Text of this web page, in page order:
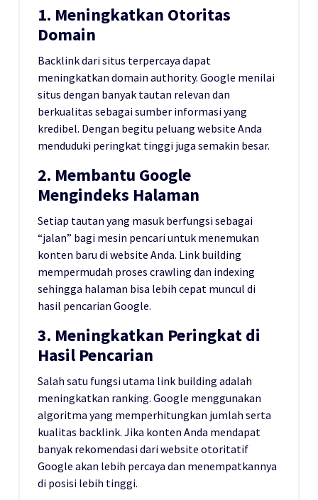
1. Meningkatkan Otoritas
Domain
Backlink dari situs terpercaya dapat
meningkatkan domain authority. Google menilai
situs dengan banyak tautan relevan dan
berkualitas sebagai sumber informasi yang
kredibel. Dengan begitu peluang website Anda
menduduki peringkat tinggi juga semakin besar.
2. Membantu Google
Mengindeks Halaman
Setiap tautan yang masuk berfungsi sebagai
“jalan” bagi mesin pencari untuk menemukan
konten baru di website Anda. Link building
mempermudah proses crawling dan indexing
sehingga halaman bisa lebih cepat muncul di
hasil pencarian Google.
3. Meningkatkan Peringkat di
Hasil Pencarian
Salah satu fungsi utama link building adalah
meningkatkan ranking. Google menggunakan
algoritma yang memperhitungkan jumlah serta
kualitas backlink. Jika konten Anda mendapat
banyak rekomendasi dari website otoritatif
Google akan lebih percaya dan menempatkannya
di posisi lebih tinggi.